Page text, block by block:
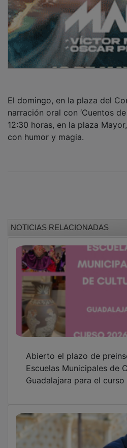
narración oral con ‘Cuentos
12:30 horas, en la plaza
con humor y magia.
Escuelas Municipales de
Guadalajara para el curso